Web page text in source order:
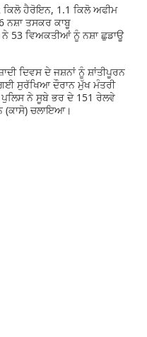
ਕਿਲੋ ਹੈਰੋਇਨ, 1.1 ਕਿਲੋ ਅਫੀਮ
ਨਸ਼ਾ ਤਸਕਰ ਕਾਬੂ
ਨੇ 53 ਵਿਅਕਤੀਆਂ ਨੂੰ ਨਸ਼ਾ ਛੁਡਾਊ
ਦਿਵਸ ਦੇ ਜਸ਼ਨਾਂ ਨੂੰ ਸ਼ਾਂਤੀਪੂਰਨ
ਸੁਰੱਖਿਆ ਦੌਰਾਨ ਮੁੱਖ ਮੰਤਰੀ
ਨੇ ਸੂਬੇ ਭਰ ਦੇ 151 ਰੇਲਵੇ
(ਕਾਸੋ) ਚਲਾਇਆ।